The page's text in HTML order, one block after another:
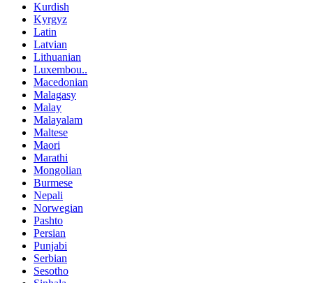
Kurdish
Kyrgyz
Latin
Latvian
Lithuanian
Luxembou..
Macedonian
Malagasy
Malay
Malayalam
Maltese
Maori
Marathi
Mongolian
Burmese
Nepali
Norwegian
Pashto
Persian
Punjabi
Serbian
Sesotho